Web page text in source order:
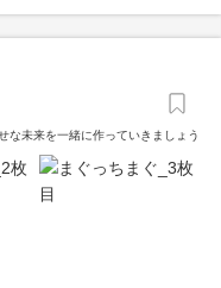
な未来を一緒に作っていきましょう